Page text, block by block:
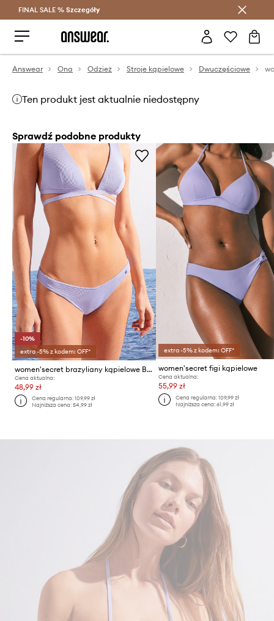
Oszczędzaj z Answear Club >
FINAL SALE % Szczegóły
Answear Ona Odzież Stroje kąpielowe Dwuczęściowe
Ten produkt jest aktualnie niedostępny
Sprawdź podobne produkty
-10%
extra -5% z kodem: OFF*
women'secret brazyliany kąpielowe BOLDNESS
Cena aktualna:
48,99 zł
Cena regularna:109,99 zł
Najniższa cena:54,99 zł
extra -5% z kodem: OFF*
women'secret figi kąpielowe
Cena aktualna:
55,99 zł
Cena regularna: 109,99 zł
Najniższa cena: 61,99 zł